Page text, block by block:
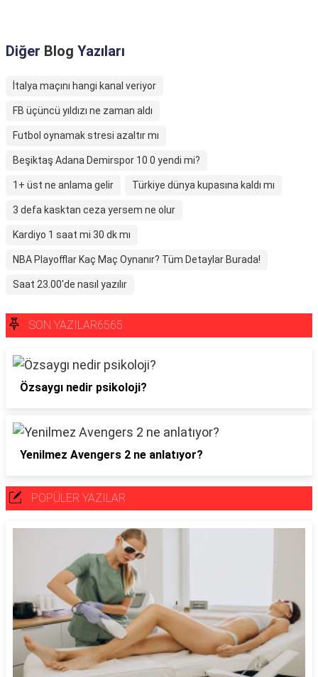
Diğer Blog Yazıları
İtalya maçını hangi kanal veriyor
FB üçüncü yıldızı ne zaman aldı
Futbol oynamak stresi azaltır mı
Beşiktaş Adana Demirspor 10 0 yendi mi?
1+ üst ne anlama gelir Türkiye dünya kupasına kaldı mı
3 defa kasktan ceza yersem ne olur
Kardiyo 1 saat mi 30 dk mı
NBA Playofflar Kaç Maç Oynanır? Tüm Detaylar Burada!
Saat 23.00'de nasıl yazılır
SON YAZILAR6565
Özsaygı nedir psikoloji?
Yenilmez Avengers 2 ne anlatıyor?
POPÜLER YAZILAR